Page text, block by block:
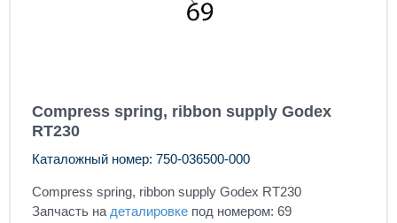
Compress spring, ribbon supply Godex
RT230
Каталожный номер: 750-036500-000
Compress spring, ribbon supply Godex RT230
Запчасть на деталировке под номером: 69